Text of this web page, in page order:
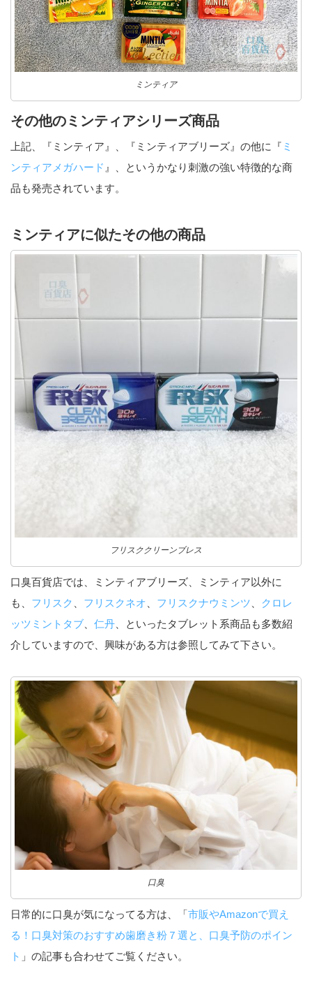
ミンティア
その他のミンティアシリーズ商品
上記、『ミンティア』、『ミンティアブリーズ』の他に『 ミ
ンティアメガハード 』、というかなり刺激の強い特徴的な商
品も発売されています。
ミンティアに似たその他の商品
フリスククリーンブレス
口臭百貨店では、ミンティアブリーズ、ミンティア以外に
も、 フリスク フリスクネオ フリスクナウミンツ
クロレ
ッツミントタブ
仁丹 、といったタブレット系商品も多数紹
介していますので、興味がある方は参照してみて下さい。
口臭
日常的に口臭が気になってる方は、「市販やAmazonで買え
る！口臭対策のおすすめ歯磨き粉７選と、口臭予防のポイン
ト 」の記事も合わせてご覧ください。